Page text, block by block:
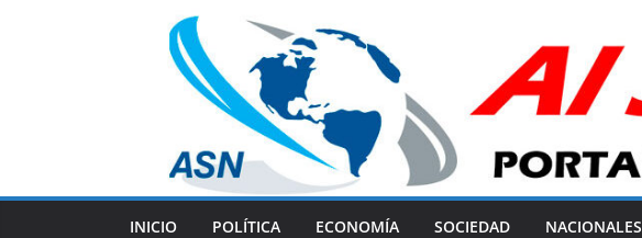
INICIO POLÍTICA ECONOMÍA SOCIEDAD NACIONALES